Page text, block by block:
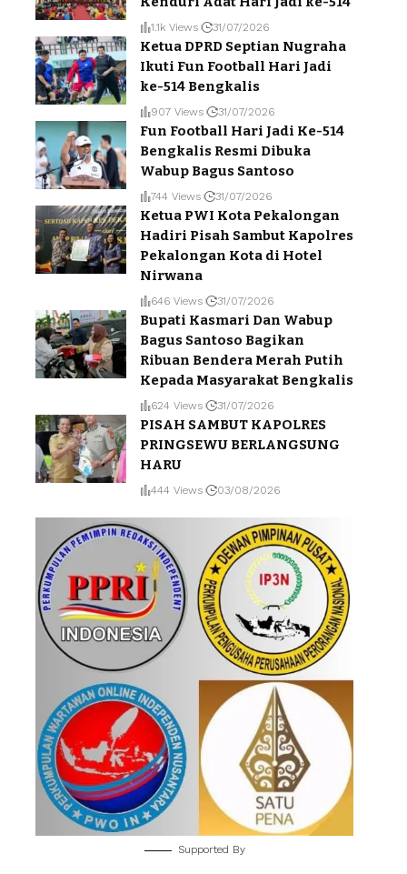
1.1k Views 31/07/2026
Ketua DPRD Septian Nugraha
Ikuti Fun Football Hari Jadi
ke-514 Bengkalis
907 Views 31/07/2026
Fun Football Hari Jadi Ke-514
Bengkalis Resmi Dibuka
Wabup Bagus Santoso
744 Views 31/07/2026
Ketua PWI Kota Pekalongan
Hadiri Pisah Sambut Kapolres
Pekalongan Kota di Hotel
Nirwana
646 Views 31/07/2026
Bupati Kasmari Dan Wabup
Bagus Santoso Bagikan
Ribuan Bendera Merah Putih
Kepada Masyarakat Bengkalis
624 Views 31/07/2026
PISAH SAMBUT KAPOLRES
PRINGSEWU BERLANGSUNG
HARU
444 Views 03/08/2026
Supported By